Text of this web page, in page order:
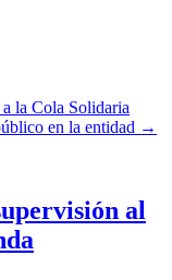
a la Cola Solidaria
en la entidad →
al